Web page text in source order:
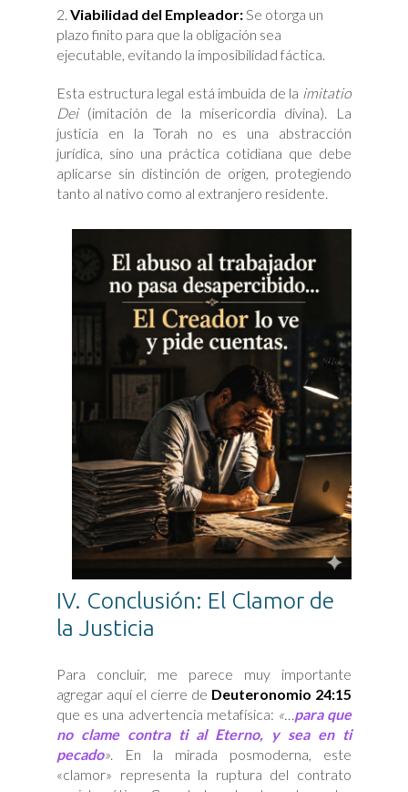
Viabilidad del Empleador:Se otorga un
plazo finito para que la obligación sea
ejecutable, evitando la imposibilidad fáctica.
Esta estructura legal está imbuida de la imitatio
Dei(imitación de la misericordia divina). La
justicia en la Torah no es una abstracción
jurídica, sino una práctica cotidiana que debe
aplicarse sin distinción de origen, protegiendo
tanto al nativo como al extranjero residente.
IV. Conclusión: El Clamor de
la Justicia
Para concluir, me parece muy importante
agregar aquí el cierre de Deuteronomio 24:15
que es una advertencia metafísica: «…para que
no clame contra ti al Eterno, y sea en ti
pecado». En la mirada posmoderna, este
«clamor» representa la ruptura del contrato